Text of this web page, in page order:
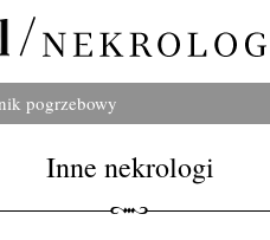
pogrzebowy
Inne nekrologi